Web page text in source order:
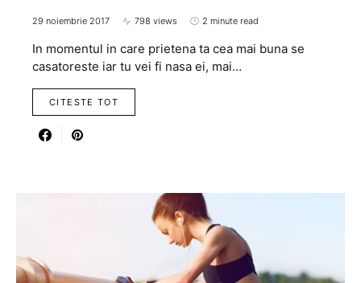
29 noiembrie 2017 798 views 2 minute read
In momentul in care prietena ta cea mai buna se
casatoreste iar tu vei fi nasa ei, mai…
CITESTE TOT